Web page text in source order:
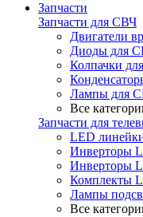
Запчасти
Запчасти для СВЧ
Двигатели
Диоды для
Колпачки
Лампы для
Все
Запчасти для
LED
Инверторы
Инверторы
Комплекты
Лампы
Все